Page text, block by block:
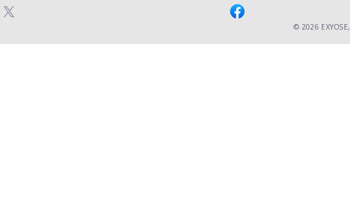
© 2026